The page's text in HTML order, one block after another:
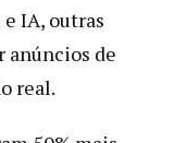
IA, outras
anúncios de
real.